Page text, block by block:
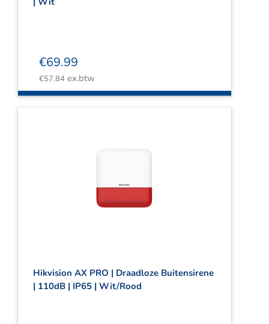
€69.99
€57.84 ex.btw
Hikvision AX PRO | Draadloze Buitensirene
| 110dB | IP65 | Wit/Rood